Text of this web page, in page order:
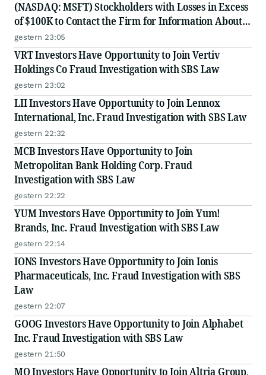
(NASDAQ: MSFT) Stockholders with Losses in Excess
of $100K to Contact the Firm for Information About
Their Rights
gestern 23:05
VRT Investors Have Opportunity to Join Vertiv
Holdings Co Fraud Investigation with SBS Law
gestern 23:02
LII Investors Have Opportunity to Join Lennox
International, Inc. Fraud Investigation with SBS Law
gestern 22:32
MCB Investors Have Opportunity to Join
Metropolitan Bank Holding Corp. Fraud
Investigation with SBS Law
gestern 22:22
YUM Investors Have Opportunity to Join Yum!
Brands, Inc. Fraud Investigation with SBS Law
gestern 22:14
IONS Investors Have Opportunity to Join Ionis
Pharmaceuticals, Inc. Fraud Investigation with SBS
Law
gestern 22:07
GOOG Investors Have Opportunity to Join Alphabet
Inc. Fraud Investigation with SBS Law
gestern 21:50
MO Investors Have Opportunity to Join Altria Group,